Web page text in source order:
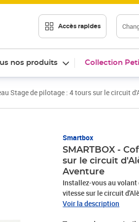
Accès rapides
nos produits Collection
Stage de pilotage : 4 tours sur le circuit
Smartbox
SMARTBOX -
sur le circuit
Aventure
Installez-vous au volant
vitesse sur le circuit
Appuyez sur
Voir la description